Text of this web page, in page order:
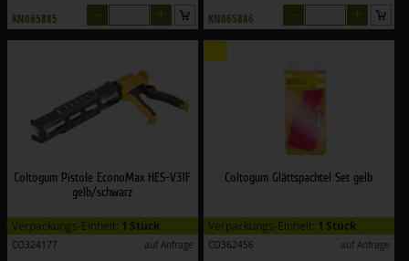
KN065885 KN065886
Coltogum Pistole EconoMax HES-V31F
gelb/schwarz
Verpackungs-Einheit: 1 Stück
CO324177 auf Anfrage
Coltogum Glättspachtel Set gelb
Verpackungs-Einheit: 1 Stück
CO362456 auf Anfrage